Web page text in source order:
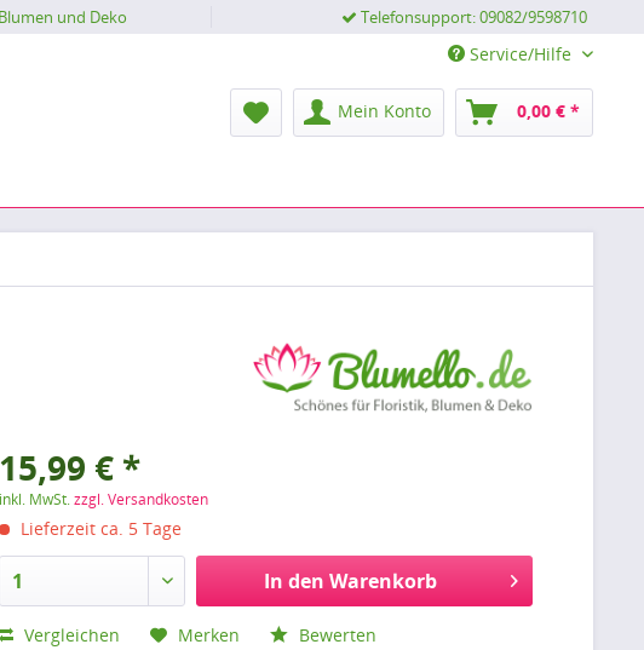
und Deko Telefonsupport: 09082/9598710
Service/Hilfe
Mein Konto 0,00 € *
15,99 € *
inkl. MwSt.zzgl. Versandkosten
Lieferzeit ca. 5 Tage
In den Warenkorb
Vergleichen Merken Bewerten